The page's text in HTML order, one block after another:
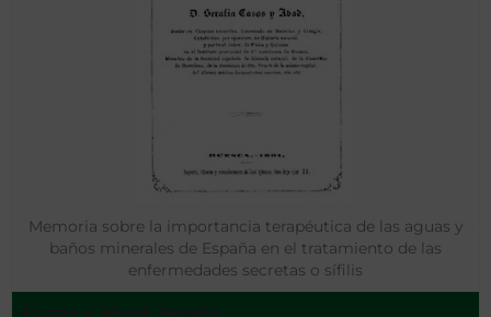
Memoria sobre la importancia terapéutica de las aguas y
baños minerales de España en el tratamiento de las
enfermedades secretas o sífilis